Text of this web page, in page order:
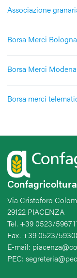
Associazione
Borsa Merci Bologna
Borsa Merci Modena
Borsa merci
Via Cristoforo
29122 PIACENZA
Tel. +39 0523/596711
Fax. +39 0523/
E-mail:
PEC: